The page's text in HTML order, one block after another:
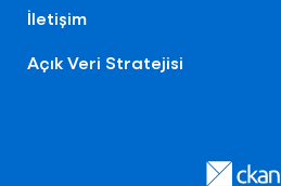
İletişim
Açık Veri Stratejisi